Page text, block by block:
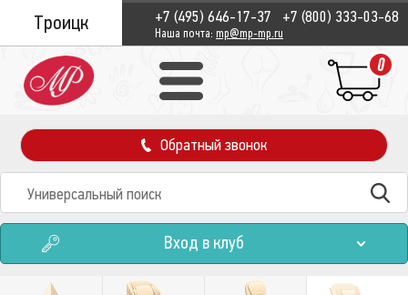
Троицк +7 (495) 646-17-37 +7 (800) 333-03-68
Наша почта: mp@mp-mp.ru
0
Обратный звонок
Вход в клуб